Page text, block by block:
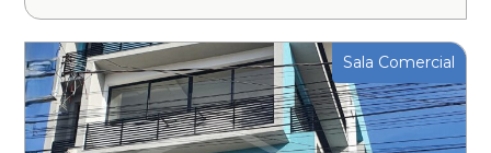
Sala Comercial